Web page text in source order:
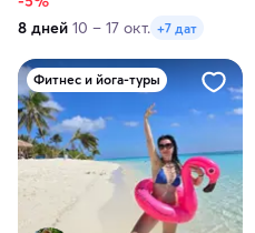
8 дней 10 – 17 окт. +7 дат
Фитнес и йога-туры